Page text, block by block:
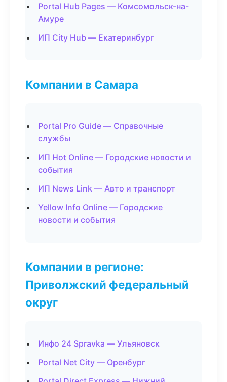
Portal Hub Pages — Комсомольск-на-
Амуре
ИП City Hub — Екатеринбург
Компании в Самара
Portal Pro Guide — Справочные
службы
ИП Hot Online — Городские новости и
события
ИП News Link — Авто и транспорт
Yellow Info Online — Городские
новости и события
Компании в регионе:
Приволжский федеральный
округ
Инфо 24 Spravka — Ульяновск
Portal Net City — Оренбург